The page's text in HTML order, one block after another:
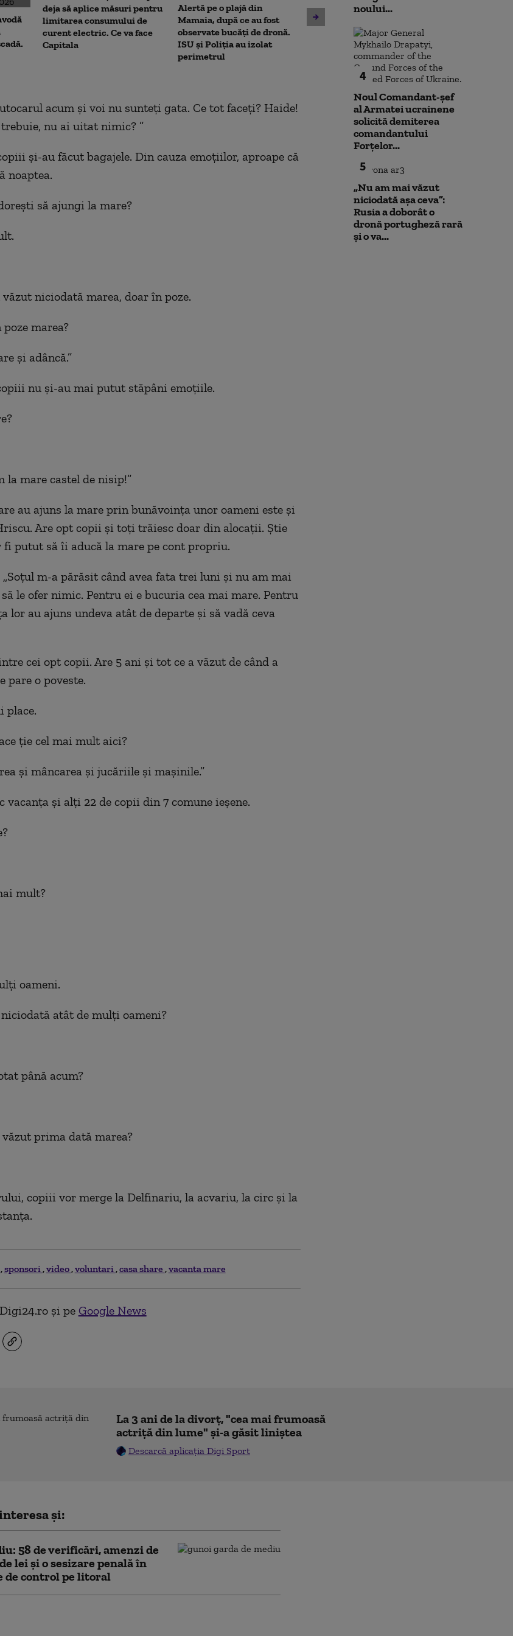
deja să aplice măsuri pentru
limitarea consumului de
curent electric. Ce va face
Capitala
Alertă pe o plajă din
Mamaia, după ce au fost
observate bucăți de dronă.
ISU și Poliția au izolat
perimetrul
deranjează călătorii în
mijloacele de transport ale
STB. Pentru ce se vor da
acum şi voi nu sunteţi gata. Ce tot faceţi? Haide!
nu ai uitat nimic? ”
şi-au făcut bagajele. Din cauza emoţiilor, aproape că
noaptea.
să ajungi la mare?
niciodată marea, doar în poze.
marea?
şi adâncă.”
nu şi-au mai putut stăpâni emoţiile.
la mare castel de nisip!”
au ajuns la mare prin bunăvoinţa unor oameni este şi
Are opt copii şi toţi trăiesc doar din alocaţii. Ştie
fi putut să îi aducă la mare pe cont propriu.
m-a părăsit când avea fata trei luni şi nu am mai
le ofer nimic. Pentru ei e bucuria cea mai mare. Pentru
lor au ajuns undeva atât de departe şi să vadă ceva
cei opt copii. Are 5 ani şi tot ce a văzut de când a
pare o poveste.
place.
ţie cel mai mult aici?
şi mâncarea şi jucăriile şi maşinile.”
vacanţa şi alţi 22 de copii din 7 comune ieşene.
mult?
oameni.
atât de mulţi oameni?
până acum?
prima dată marea?
copiii vor merge la Delfinariu, la acvariu, la circ şi la
sponsori video voluntari casa share vacanta mare
și pe Google News
noului...
4
Noul Comandant-șef
al Armatei ucrainene
solicită demiterea
comandantului
Forțelor...
5
„Nu am mai văzut
niciodată așa ceva”:
Rusia a doborât o
dronă portugheză rară
și o va...
La 3 ani de la divorț, "cea mai frumoasă
actriță din lume" și-a găsit liniștea
Descarcă aplicația Digi Sport
și:
58 de verificări, amenzi de
lei şi o sesizare penală în
de control pe litoral